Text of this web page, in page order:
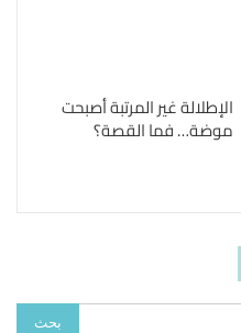
الإطلالة غير المرتبة أصبحت
موضة… فما القصة؟